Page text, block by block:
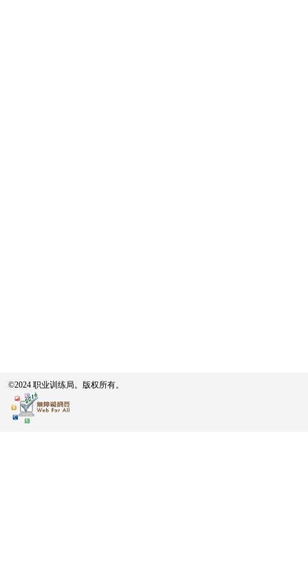
©2024 职业训练局。版权所有。